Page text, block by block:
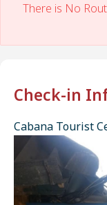
There is No
Check-in
Cabana Tourist